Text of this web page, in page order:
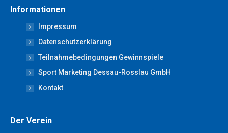
opens
new
window
opens
in
new
window
opens
in
new
window
opens
in
new
window
new
window
Informationen
Impressum
Datenschutzerklärung
Teilnahmebedingungen Gewinnspiele
Sport Marketing Dessau-Rosslau GmbH
Kontakt
Der Verein